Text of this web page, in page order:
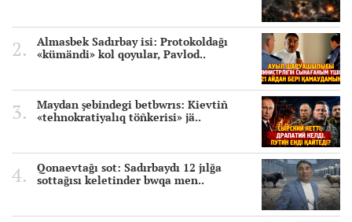
Almasbek Sadırbay isi: Protokoldağı
«kümändi» kol qoyular, Pavlod..
Maydan şebindegi betbwrıs: Kievtiñ
«tehnokratiyalıq töñkerisi» jä..
Qonaevtağı sot: Sadırbaydı 12 jılğa
sottağısı keletinder bwqa men..